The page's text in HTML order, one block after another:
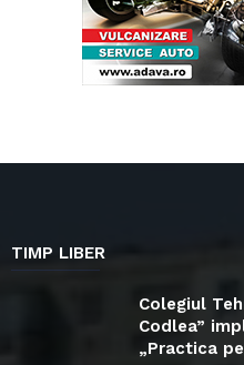
TIMP LIBER
Colegiul
Codlea”
„Practica